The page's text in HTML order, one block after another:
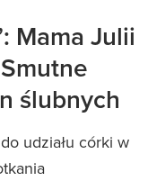
Mama Julii
ślubnych
udziału córki w